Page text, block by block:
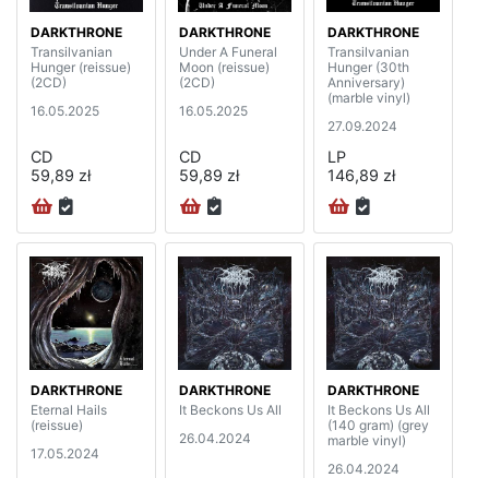
DARKTHRONE
Transilvanian
Hunger (reissue)
(2CD)
16.05.2025
CD
59,89 zł
DARKTHRONE
Under A Funeral
Moon (reissue)
(2CD)
16.05.2025
CD
59,89 zł
DARKTHRONE
Transilvanian
Hunger (30th
Anniversary)
(marble vinyl)
27.09.2024
LP
146,89 zł
DARKTHRONE
Eternal Hails
(reissue)
17.05.2024
DARKTHRONE
It Beckons Us All
26.04.2024
DARKTHRONE
It Beckons Us All
(140 gram) (grey
marble vinyl)
26.04.2024